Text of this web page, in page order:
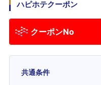
ハピホテクーポン
クーポンNo
共通条件